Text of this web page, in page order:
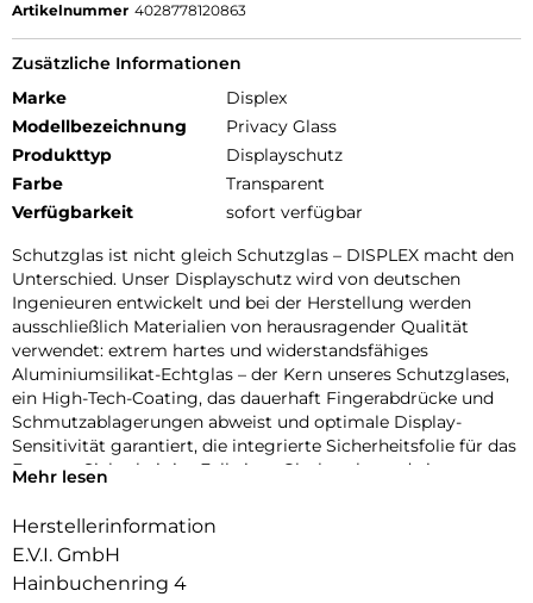
Artikelnummer 4028778120863
Zusätzliche Informationen
Marke
Displex
Modellbezeichnung
Privacy Glass
Produkttyp
Displayschutz
Farbe
Transparent
Verfügbarkeit
sofort verfügbar
Schutzglas ist nicht gleich Schutzglas – DISPLEX macht den
Unterschied. Unser Displayschutz wird von deutschen
Ingenieuren entwickelt und bei der Herstellung werden
ausschließlich Materialien von herausragender Qualität
verwendet: extrem hartes und widerstandsfähiges
Aluminiumsilikat-Echtglas – der Kern unseres Schutzglases,
ein High-Tech-Coating, das dauerhaft Fingerabdrücke und
Schmutzablagerungen abweist und optimale Display-
Sensitivität garantiert, die integrierte Sicherheitsfolie für das
Extra an Sicherheit im Fall eines Glasbruchs und ein
bis zum Rand gewährleistet und zugleich rückstandsfreie
Herstellung unter höchsten Fertigungsstandards mit
lückenloser Qualitätssicherung, bietet DISPLEX bereits seit
Mehr lesen
Herstellerinformation
E.V.I. GmbH
Hainbuchenring 4